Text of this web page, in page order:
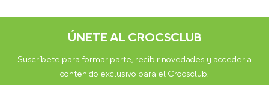
ÚNETE AL CROCSCLUB
Suscríbete para formar parte, recibir novedades y acceder a
contenido exclusivo para el Crocsclub.